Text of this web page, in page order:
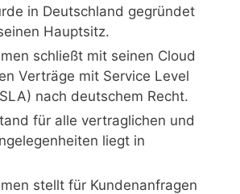
in Deutschland gegründet
Hauptsitz.
schließt mit seinen Cloud
Verträge mit Service Level
nach deutschem Recht.
für alle vertraglichen und
liegt in
stellt für Kundenanfragen